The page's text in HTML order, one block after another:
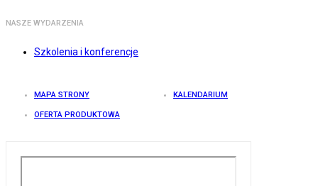
NASZE WYDARZENIA
Szkolenia i konferencje
MAPA STRONY KALENDARIUM
OFERTA PRODUKTOWA